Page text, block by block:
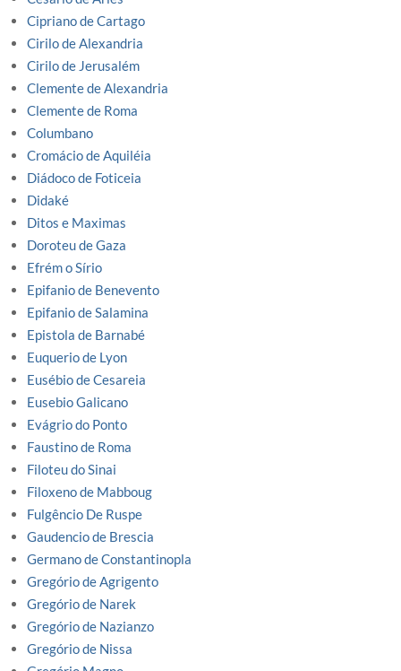
Cipriano de Cartago
Cirilo de Alexandria
Cirilo de Jerusalém
Clemente de Alexandria
Clemente de Roma
Columbano
Cromácio de Aquiléia
Diádoco de Foticeia
Didaké
Ditos e Maximas
Doroteu de Gaza
Efrém o Sírio
Epifanio de Benevento
Epifanio de Salamina
Epistola de Barnabé
Euquerio de Lyon
Eusébio de Cesareia
Eusebio Galicano
Evágrio do Ponto
Faustino de Roma
Filoteu do Sinai
Filoxeno de Mabboug
Fulgêncio De Ruspe
Gaudencio de Brescia
Germano de Constantinopla
Gregório de Agrigento
Gregório de Narek
Gregório de Nazianzo
Gregório de Nissa